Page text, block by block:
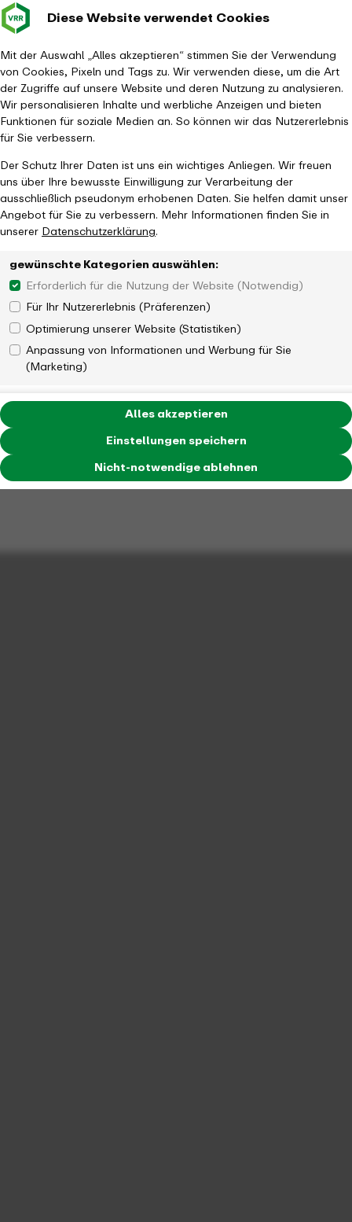
Diese Website verwendet Cookies
Mit der Auswahl „Alles akzeptieren“ stimmen Sie der Verwendung
von Cookies, Pixeln und Tags zu. Wir verwenden diese, um die Art
der Zugriffe auf unsere Website und deren Nutzung zu analysieren.
Wir personalisieren Inhalte und werbliche Anzeigen und bieten
Funktionen für soziale Medien an. So können wir das Nutzererlebnis
für Sie verbessern.
Der Schutz Ihrer Daten ist uns ein wichtiges Anliegen. Wir freuen
uns über Ihre bewusste Einwilligung zur Verarbeitung der
ausschließlich pseudonym erhobenen Daten. Sie helfen damit unser
Angebot für Sie zu verbessern. Mehr Informationen finden Sie in
unsererDatenschutzerklärung.
gewünschte Kategorien auswählen:
Erforderlich für die Nutzung der Website (Notwendig)
Für Ihr Nutzererlebnis (Präferenzen)
Optimierung unserer Website (Statistiken)
Anpassung von Informationen und Werbung für Sie
(Marketing)
Einstellungen speichern
Nicht-notwendige ablehnen
Alles akzeptieren
Verkehrsverbund Baustellen im
Leichte
Startseite Aktuelles Newsroom „eezy.nrw“-Jubiläum